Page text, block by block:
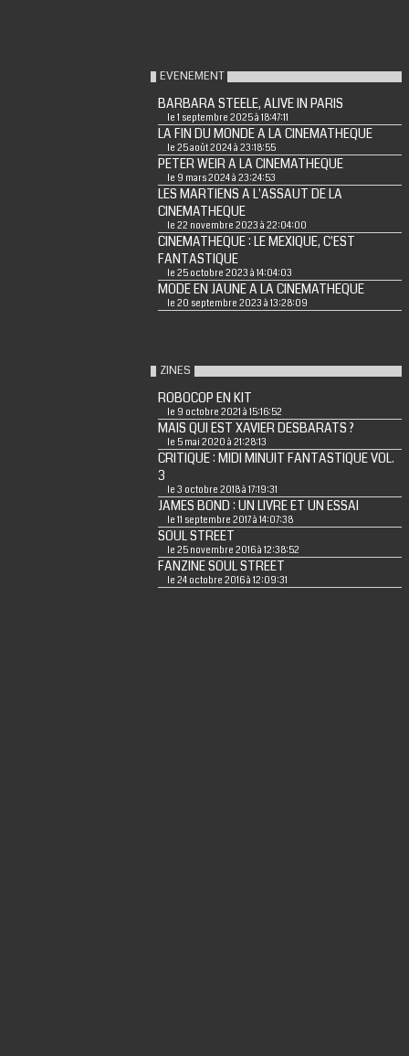
EVENEMENT
BARBARA STEELE, ALIVE IN PARIS
le 1 septembre 2025 à 18:47:11
LA FIN DU MONDE A LA CINEMATHEQUE
le 25 août 2024 à 23:18:55
PETER WEIR A LA CINEMATHEQUE
le 9 mars 2024 à 23:24:53
LES MARTIENS A L'ASSAUT DE LA
CINEMATHEQUE
le 22 novembre 2023 à 22:04:00
CINEMATHEQUE : LE MEXIQUE, C'EST
FANTASTIQUE
le 25 octobre 2023 à 14:04:03
MODE EN JAUNE A LA CINEMATHEQUE
le 20 septembre 2023 à 13:28:09
ZINES
ROBOCOP EN KIT
le 9 octobre 2021 à 15:16:52
MAIS QUI EST XAVIER DESBARATS ?
le 5 mai 2020 à 21:28:13
CRITIQUE : MIDI MINUIT FANTASTIQUE VOL.
3
le 3 octobre 2018 à 17:19:31
JAMES BOND : UN LIVRE ET UN ESSAI
le 11 septembre 2017 à 14:07:38
SOUL STREET
le 25 novembre 2016 à 12:38:52
FANZINE SOUL STREET
le 24 octobre 2016 à 12:09:31